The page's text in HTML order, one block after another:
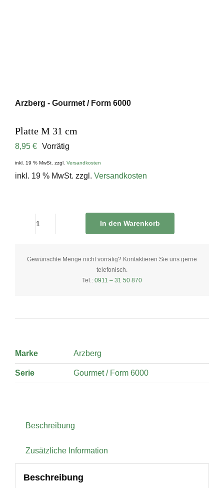
Arzberg - Gourmet / Form 6000
Platte M 31 cm
8,95 € Vorrätig
inkl. 19 % MwSt. zzgl. Versandkosten
inkl. 19 % MwSt. zzgl. Versandkosten
31
In den Warenkorb
Gewünschte Menge nicht vorrätig? Kontaktieren Sie uns gerne
telefonisch.
Tel.: 0911 – 31 50 870
Marke Arzberg
Serie Gourmet / Form 6000
Beschreibung
Zusätzliche Information
Beschreibung